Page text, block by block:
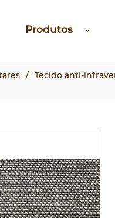
Produtos
/ Tecido anti-